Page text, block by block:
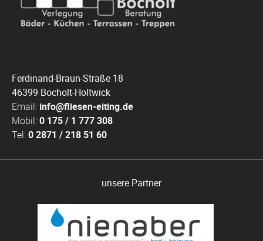
Ferdinand-Braun-Straße 18
46399 Bocholt-Holtwick
Email: info@fliesen-eiting.de
Mobil:0 175 / 1 777 308
Tel:0 2871 / 218 51 60
unsere Partner